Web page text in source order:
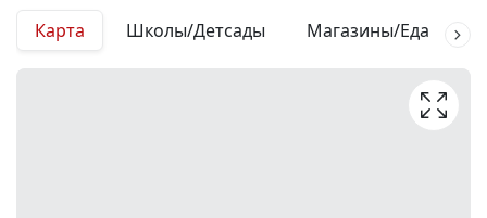
Карта Школы/Детсады Магазины/Еда